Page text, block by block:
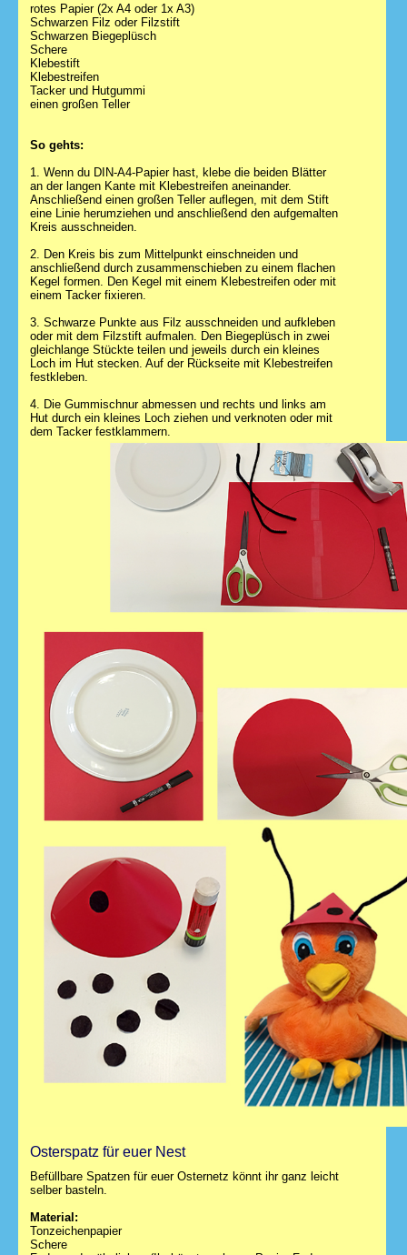
rotes Papier (2x A4 oder 1x A3)
Schwarzen Filz oder Filzstift
Schwarzen Biegeplüsch
Schere
Klebestift
Klebestreifen
Tacker und Hutgummi
einen großen Teller
So gehts:
1. Wenn du DIN-A4-Papier hast, klebe die beiden Blätter
an der langen Kante mit Klebestreifen aneinander.
Anschließend einen großen Teller auflegen, mit dem Stift
eine Linie herumziehen und anschließend den aufgemalten
Kreis ausschneiden.
2. Den Kreis bis zum Mittelpunkt einschneiden und
anschließend durch zusammenschieben zu einem flachen
Kegel formen. Den Kegel mit einem Klebestreifen oder mit
einem Tacker fixieren.
3. Schwarze Punkte aus Filz ausschneiden und aufkleben
oder mit dem Filzstift aufmalen. Den Biegeplüsch in zwei
gleichlange Stückte teilen und jeweils durch ein kleines
Loch im Hut stecken. Auf der Rückseite mit Klebestreifen
festkleben.
4. Die Gummischnur abmessen und rechts und links am
Hut durch ein kleines Loch ziehen und verknoten oder mit
dem Tacker festklammern.
Osterspatz für euer Nest
Befüllbare Spatzen für euer Osternetz könnt ihr ganz leicht
selber basteln.
Material:
Tonzeichenpapier
Schere